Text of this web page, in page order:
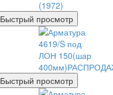
Быстрый просмотр
Быстрый просмотр